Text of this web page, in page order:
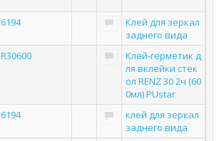
6194
Клей для зеркал
заднего вида
R30600
Клей-герметик д
ля вклейки стек
ол RENZ 30 2ч (60
0мл) PUstar
6194
клей для зеркал
заднего вида